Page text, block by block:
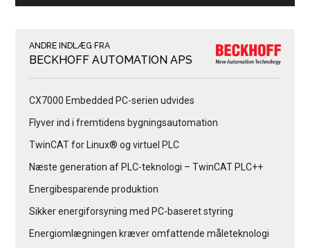
ANDRE INDLÆG FRA
BECKHOFF AUTOMATION APS
CX7000 Embedded PC-serien udvides
Flyver ind i fremtidens bygningsautomation
TwinCAT for Linux® og virtuel PLC
Næste generation af PLC-teknologi – TwinCAT PLC++
Energibesparende produktion
Sikker energiforsyning med PC-baseret styring
Energiomlægningen kræver omfattende måleteknologi